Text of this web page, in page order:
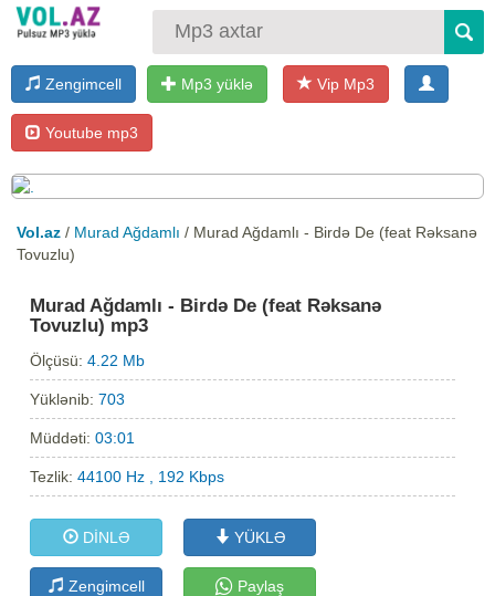
Zengimcell Mp3 yüklə Vip Mp3
Youtube mp3
Vol.az / Murad Ağdamlı / Murad Ağdamlı - Birdə De (feat Rəksanə
Tovuzlu)
Murad Ağdamlı - Birdə De (feat Rəksanə
Tovuzlu) mp3
Ölçüsü:4.22 Mb
Yüklənib:703
Müddəti:03:01
Tezlik:44100 Hz , 192 Kbps
DİNLƏ YÜKLƏ
Zengimcell Paylaş